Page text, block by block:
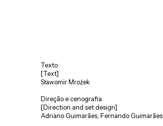
Texto
[Text]
Sławomir Mrożek
Direção e cenografia
[Direction and set design]
Adriano Guimarães, Fernando Guimarães